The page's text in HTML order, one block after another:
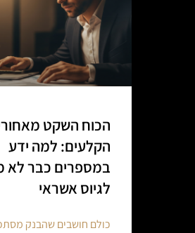
הכוח השקט
הקלעים: למה ידע
במספרים כבר לא
לגיוס אשראי
כולם חושבים שהבנק